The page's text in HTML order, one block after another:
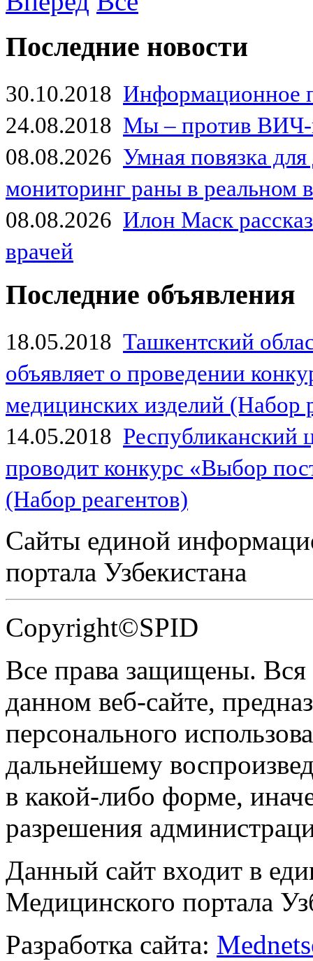
Последние новости
30.10.2018 Информационное
24.08.2018 Мы – против
08.08.2026 Умная повязка
мониторинг раны в реальном
08.08.2026 Илон Маск
врачей
Последние объявления
18.05.2018 Ташкентский
объявляет о проведении
медицинских изделий (Набор
14.05.2018
проводит конкурс «Выбор
(Набор реагентов)
Сайты единой
портала Узбекистана
Copyright©SPID
Все права защищены.
данном веб-сайте,
персонального
дальнейшему
в какой-либо форме,
разрешения
Данный сайт входит в
Медицинского портала
Разработка сайта: